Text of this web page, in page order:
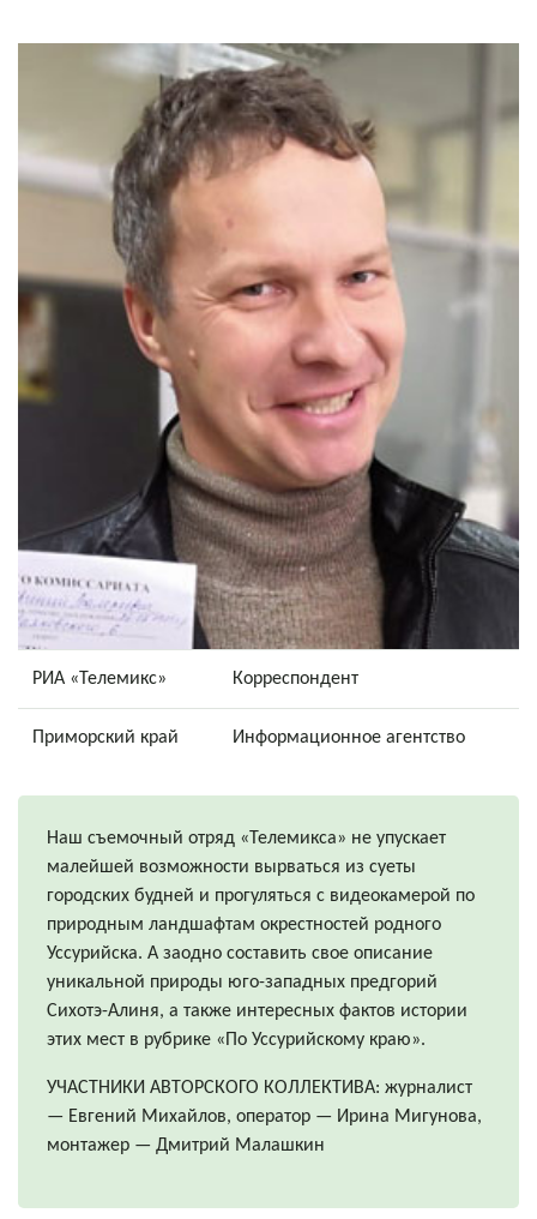
РИА «Телемикс» Корреспондент
Приморский край Информационное агентство
Наш съемочный отряд «Телемикса» не упускает
малейшей возможности вырваться из суеты
городских будней и прогуляться с видеокамерой по
природным ландшафтам окрестностей родного
Уссурийска. А заодно составить свое описание
уникальной природы юго-западных предгорий
Сихотэ-Алиня, а также интересных фактов истории
этих мест в рубрике «По Уссурийскому краю».
УЧАСТНИКИ АВТОРСКОГО КОЛЛЕКТИВА: журналист
— Евгений Михайлов, оператор — Ирина Мигунова,
монтажер — Дмитрий Малашкин